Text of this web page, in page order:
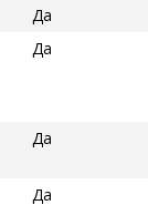
Да
Да
Да
Да